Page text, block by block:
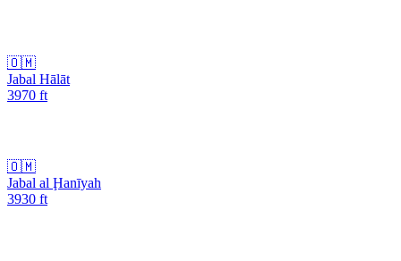
🇴🇲
Jabal Hālāt
3970 ft
🇴🇲
Jabal al Ḩanīyah
3930 ft